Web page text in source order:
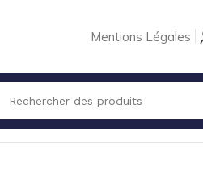
Mentions Légales